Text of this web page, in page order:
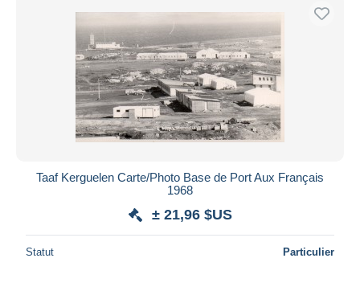
Taaf Kerguelen Carte/Photo Base de Port Aux Français
1968
± 21,96 $US
Statut Particulier